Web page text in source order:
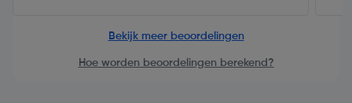
Bekijk meer beoordelingen
Hoe worden beoordelingen berekend?